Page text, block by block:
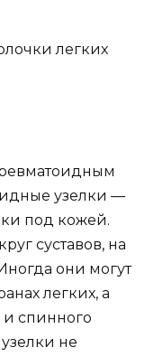
легких
узелки —
под кожей.
суставов, на
они могут
легких, а
и спинного
не